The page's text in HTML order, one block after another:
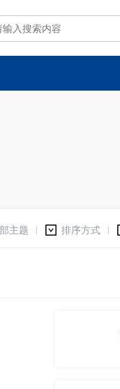
主题 排序方式